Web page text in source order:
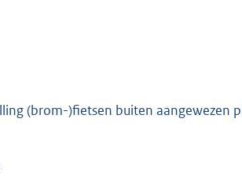
(brom-)fietsen buiten aangewezen